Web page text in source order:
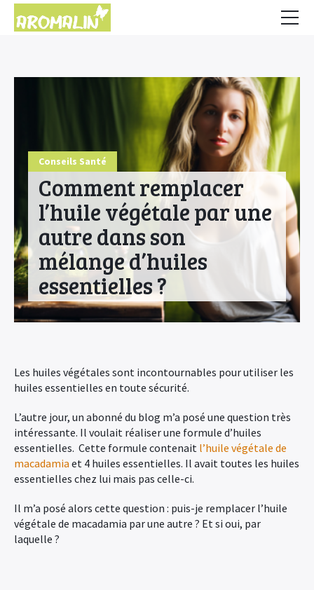
Conseils Santé
Comment remplacer
l’huile végétale par une
autre dans son
mélange d’huiles
essentielles ?
Les huiles végétales sont incontournables pour utiliser les
huiles essentielles en toute sécurité.
L’autre jour, un abonné du blog m’a posé une question très
intéressante. Il voulait réaliser une formule d’huiles
essentielles. Cette formule contenait l’huile végétale de
macadamia et 4 huiles essentielles. Il avait toutes les huiles
essentielles chez lui mais pas celle-ci.
Il m’a posé alors cette question : puis-je remplacer l’huile
végétale de macadamia par une autre ? Et si oui, par
laquelle ?
Conseils
Fiches Huiles Essentielles
COMMENCER ICI